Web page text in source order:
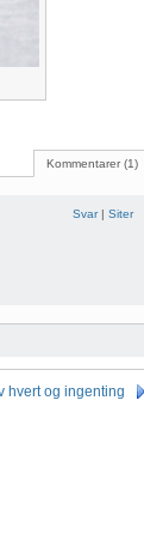
Kommentarer (1)
Svar| Siter
hvert og ingenting